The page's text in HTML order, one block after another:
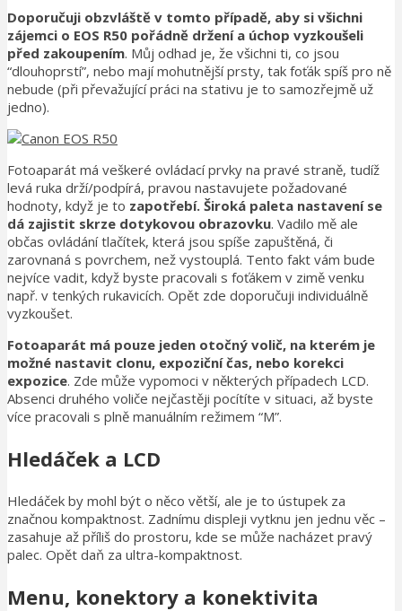
Doporučuji obzvláště v tomto případě, aby si všichni
zájemci o EOS R50 pořádně držení a úchop vyzkoušeli
před zakoupením. Můj odhad je, že všichni ti, co jsou
“dlouhoprstí”, nebo mají mohutnější prsty, tak foťák spíš pro ně
nebude (při převažující práci na stativu je to samozřejmě už
jedno).
Fotoaparát má veškeré ovládací prvky na pravé straně, tudíž
levá ruka drží/podpírá, pravou nastavujete požadované
hodnoty, když je to zapotřebí. Široká paleta nastavení se
dá zajistit skrze dotykovou obrazovku. Vadilo mě ale
občas ovládání tlačítek, která jsou spíše zapuštěná, či
zarovnaná s povrchem, než vystouplá. Tento fakt vám bude
nejvíce vadit, když byste pracovali s foťákem v zimě venku
např. v tenkých rukavicích. Opět zde doporučuji individuálně
vyzkoušet.
Fotoaparát má pouze jeden otočný volič, na kterém je
možné nastavit clonu, expoziční čas, nebo korekci
expozice. Zde může vypomoci v některých případech LCD.
Absenci druhého voliče nejčastěji pocítíte v situaci, až byste
více pracovali s plně manuálním režimem “M”.
Hledáček a LCD
Hledáček by mohl být o něco větší, ale je to ústupek za
značnou kompaktnost. Zadnímu displeji vytknu jen jednu věc –
zasahuje až příliš do prostoru, kde se může nacházet pravý
palec. Opět daň za ultra-kompaktnost.
Menu, konektory a konektivita